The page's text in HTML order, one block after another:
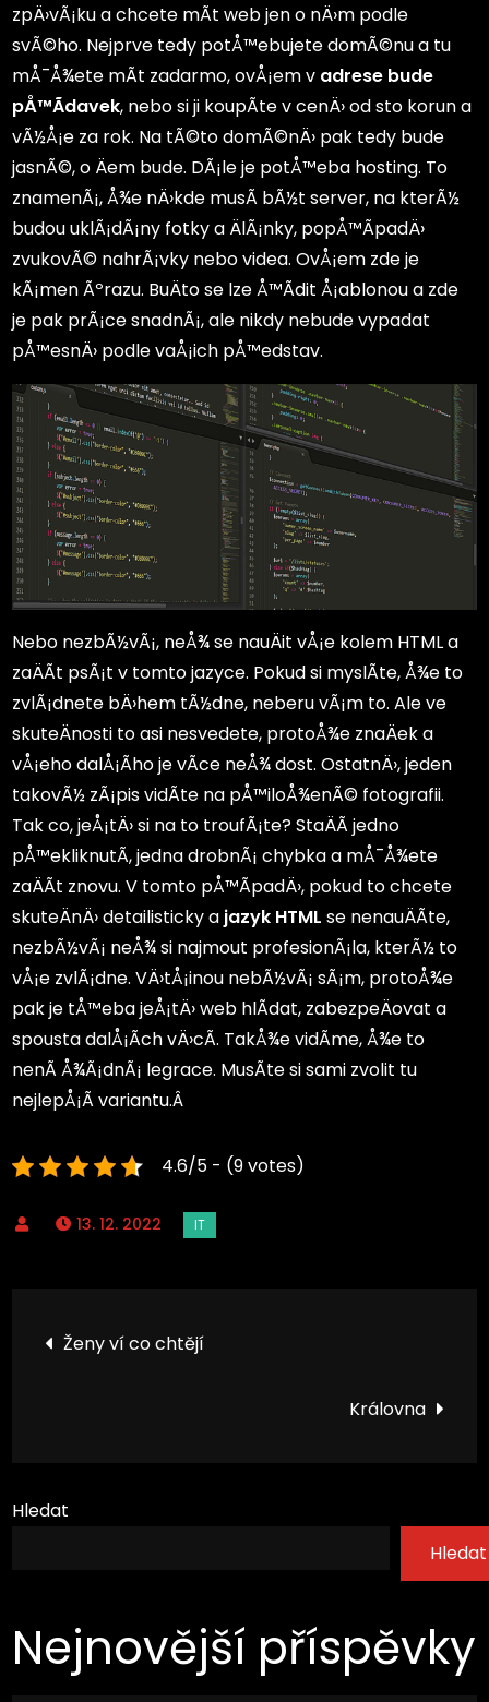
zpÄ›vÃ¡ku a chcete mÃ­t web jen o nÄ›m podle
svÃ©ho. Nejprve tedy potÅ™ebujete domÃ©nu a tu
mÅ¯Å¾ete mÃ­t zadarmo, ovÅ¡em v adrese bude
pÅ™Ã­davek, nebo si ji koupÃ­te v cenÄ› od sto korun a
vÃ½Å¡e za rok. Na tÃ©to domÃ©nÄ› pak tedy bude
jasnÃ©, o Äem bude. DÃ¡le je potÅ™eba hosting. To
znamenÃ¡, Å¾e nÄ›kde musÃ­ bÃ½t server, na kterÃ½
budou uklÃ¡dÃ¡ny fotky a ÄlÃ¡nky, popÅ™Ã­padÄ›
zvukovÃ© nahrÃ¡vky nebo videa. OvÅ¡em zde je
kÃ¡men Ãºrazu. BuÄto se lze Å™Ã­dit Å¡ablonou a zde
je pak prÃ¡ce snadnÃ¡, ale nikdy nebude vypadat
pÅ™esnÄ› podle vaÅ¡ich pÅ™edstav.
Nebo nezbÃ½vÃ¡, neÅ¾ se nauÄit vÅ¡e kolem HTML a
zaÄÃ­t psÃ¡t v tomto jazyce. Pokud si myslÃ­te, Å¾e to
zvlÃ¡dnete bÄ›hem tÃ½dne, neberu vÃ¡m to. Ale ve
skuteÄnosti to asi nesvedete, protoÅ¾e znaÄek a
vÅ¡eho dalÅ¡Ã­ho je vÃ­ce neÅ¾ dost. OstatnÄ›, jeden
takovÃ½ zÃ¡pis vidÃ­te na pÅ™iloÅ¾enÃ© fotografii.
Tak co, jeÅ¡tÄ› si na to troufÃ¡te? StaÄÃ­ jedno
pÅ™ekliknutÃ­, jedna drobnÃ¡ chybka a mÅ¯Å¾ete
zaÄÃ­t znovu. V tomto pÅ™Ã­padÄ›, pokud to chcete
skuteÄnÄ› detailisticky a jazyk HTML se nenauÄÃ­te,
nezbÃ½vÃ¡ neÅ¾ si najmout profesionÃ¡la, kterÃ½ to
vÅ¡e zvlÃ¡dne. VÄ›tÅ¡inou nebÃ½vÃ¡ sÃ¡m, protoÅ¾e
pak je tÅ™eba jeÅ¡tÄ› web hlÃ­dat, zabezpeÄovat a
spousta dalÅ¡Ã­ch vÄ›cÃ­. TakÅ¾e vidÃ­me, Å¾e to
nenÃ­ Å¾Ã¡dnÃ¡ legrace. MusÃ­te si sami zvolit tu
nejlepÅ¡Ã­ variantu.Â
4.6/5 - (9 votes)
13. 12. 2022
Navigace
Ženy ví co chtějí
Královna
Hledat
Hledat
Nejnovější příspěvky